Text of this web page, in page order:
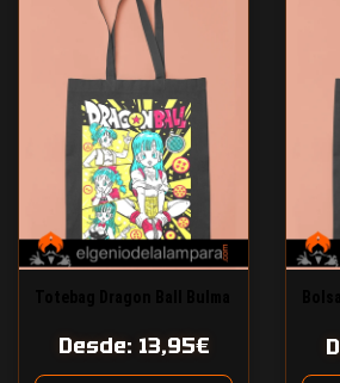
Desde: 13,95€